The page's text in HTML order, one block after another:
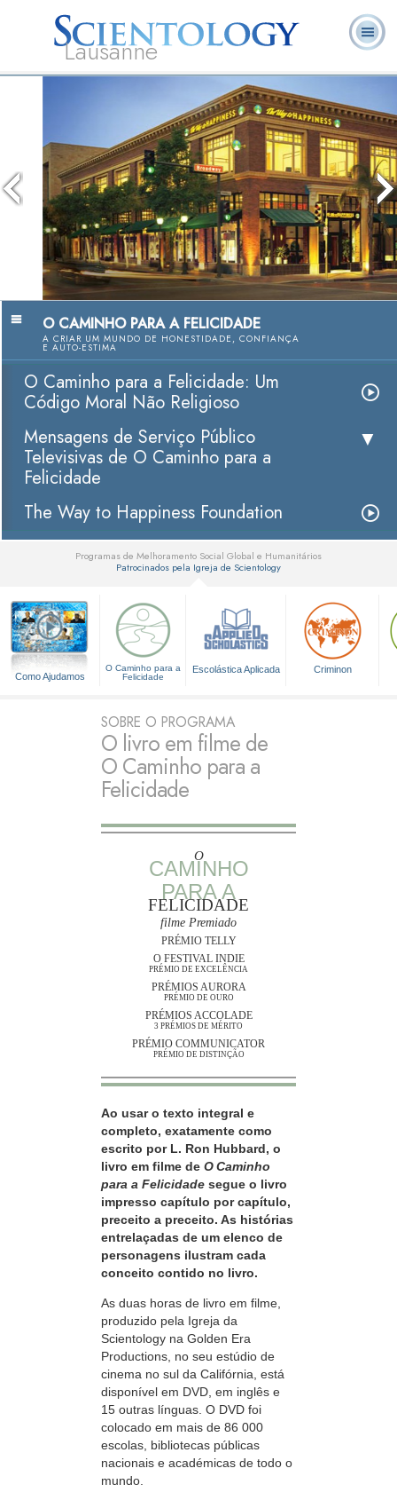
Lausanne
Voluntários
Frequentes
O Caminho para a Felicidade: Um
Código Moral Não Religioso
Ver Vídeo
O CAMINHO PARA A FELICIDADE
A CRIAR UM MUNDO DE HONESTIDADE, CONFIANÇA
E AUTO-ESTIMA
O Caminho para a Felicidade: Um
Código Moral Não Religioso
Mensagens de Serviço Público
Televisivas de O Caminho para a
Felicidade
The Way to Happiness Foundation
Programas de Melhoramento Social Global e Humanitários
Patrocinados pela Igreja de Scientology
Como Ajudamos
O Caminho para a
Felicidade
Escolástica Aplicada Criminon
SOBRE O PROGRAMA
O livro em filme de
O Caminho para a
Felicidade
O
CAMINHO
PARA A
FELICIDADE
filme Premiado
PRÉMIO TELLY
O FESTIVAL INDIE
PRÉMIO DE EXCELÊNCIA
PRÉMIOS AURORA
PRÉMIO DE OURO
PRÉMIOS ACCOLADE
3 PRÉMIOS DE MÉRITO
PRÉMIO COMMUNICATOR
PRÉMIO DE DISTINÇÃO
Ao usar o texto integral e
completo, exatamente como
escrito por L. Ron Hubbard, o
livro em filme de O Caminho
para a Felicidade segue o livro
impresso capítulo por capítulo,
preceito a preceito. As histórias
entrelaçadas de um elenco de
personagens ilustram cada
conceito contido no livro.
As duas horas de livro em filme,
produzido pela Igreja da
Scientology na Golden Era
Productions, no seu estúdio de
cinema no sul da Califórnia, está
disponível em DVD, em inglês e
15 outras línguas. O DVD foi
colocado em mais de 86 000
escolas, bibliotecas públicas
nacionais e académicas de todo o
mundo.